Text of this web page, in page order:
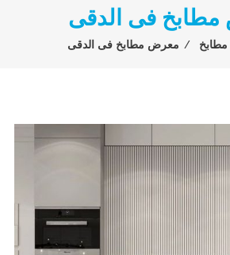
فى الدقى
مطابخ ⁄ معرض مطابخ فى الدقى